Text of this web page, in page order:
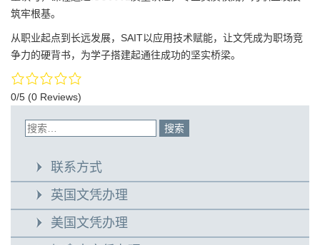
筑牢根基。
从职业起点到长远发展，SAIT以应用技术赋能，让文凭成为职场竞
争力的硬背书，为学子搭建起通往成功的坚实桥梁。
0/5 (0 Reviews)
联系方式
英国文凭办理
美国文凭办理